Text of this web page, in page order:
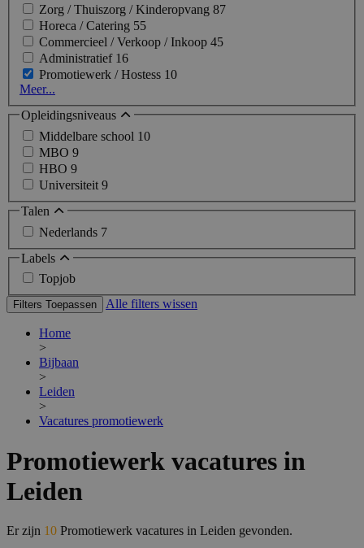
Zorg / Thuiszorg / Kinderopvang 87
Horeca / Catering 55
Commercieel / Verkoop / Inkoop 45
Administratief 16
Promotiewerk / Hostess 10
Meer...
Opleidingsniveaus
Middelbare school 10
MBO 9
HBO 9
Universiteit 9
Talen
Nederlands 7
Labels
Topjob
Filters Toepassen Alle filters wissen
Home
>
Bijbaan
>
Leiden
>
Vacatures promotiewerk
Promotiewerk vacatures in
Leiden
Er zijn 10 Promotiewerk vacatures in Leiden gevonden.